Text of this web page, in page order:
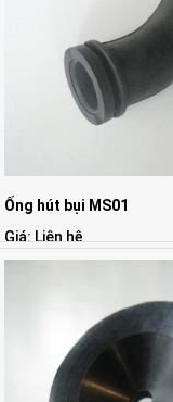
Ống hút bụi MS01
Giá: Liên hệ